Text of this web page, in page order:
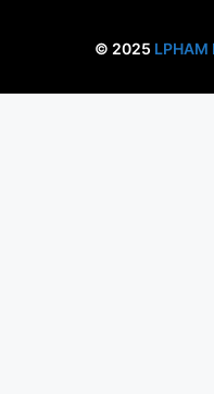
© 2025 LPHAM